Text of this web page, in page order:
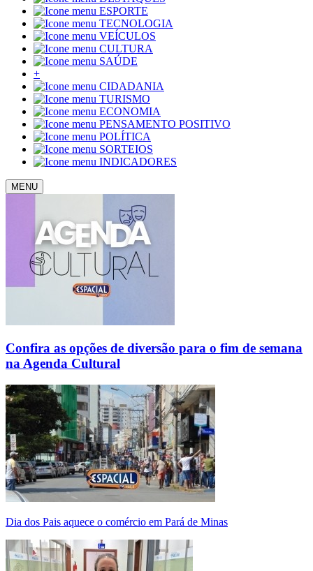
ESPORTE
TECNOLOGIA
VEÍCULOS
CULTURA
SAÚDE
+
CIDADANIA
TURISMO
ECONOMIA
PENSAMENTO POSITIVO
POLÍTICA
SORTEIOS
INDICADORES
MENU
Confira as opções de diversão para o fim de semana
na Agenda Cultural
Dia dos Pais aquece o comércio em Pará de Minas